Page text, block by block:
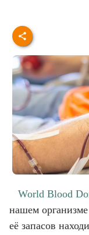
World Blood
нашем организме
её запасов